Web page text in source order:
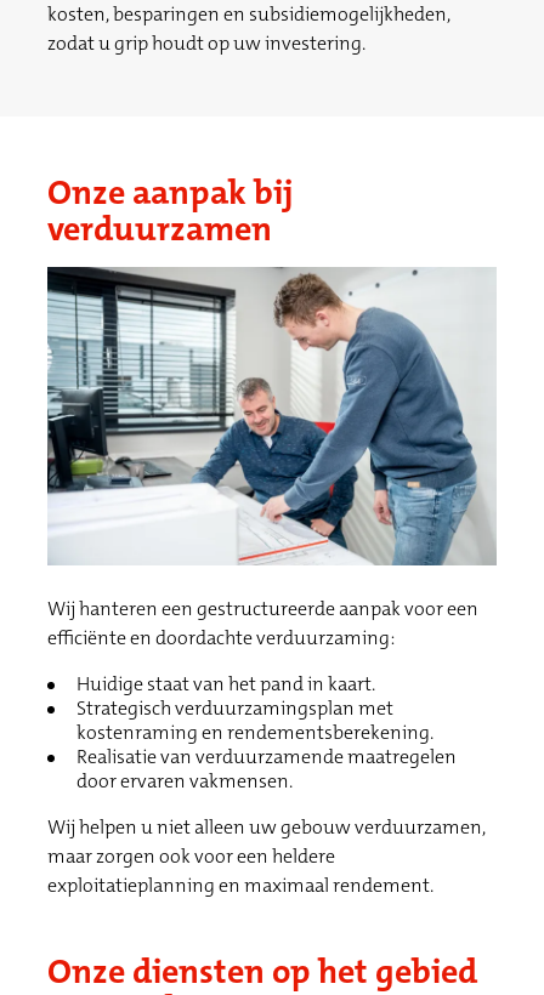
kosten, besparingen en subsidiemogelijkheden,
zodat u grip houdt op uw investering.
Onze aanpak bij
verduurzamen
Wij hanteren een gestructureerde aanpak voor een
efficiënte en doordachte verduurzaming:
Huidige staat van het pand in kaart.
Strategisch verduurzamingsplan met
kostenraming en rendementsberekening.
Realisatie van verduurzamende maatregelen
door ervaren vakmensen.
Wij helpen u niet alleen uw gebouw verduurzamen,
maar zorgen ook voor een heldere
exploitatieplanning en maximaal rendement.
Onze diensten op het gebied